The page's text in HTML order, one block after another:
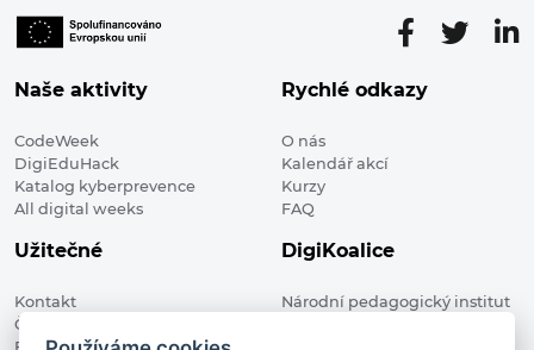
Naše aktivity
CodeWeek
DigiEduHack
Katalog kyberprevence
All digital weeks
Rychlé odkazy
O nás
Kalendář akcí
Kurzy
FAQ
Užitečné
Kontakt
Členské organizace
DigiKoalice
Národní pedagogický institut